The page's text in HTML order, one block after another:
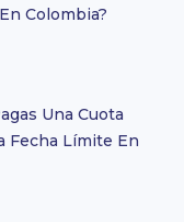
Colombia?
Una Cuota
Fecha Límite En